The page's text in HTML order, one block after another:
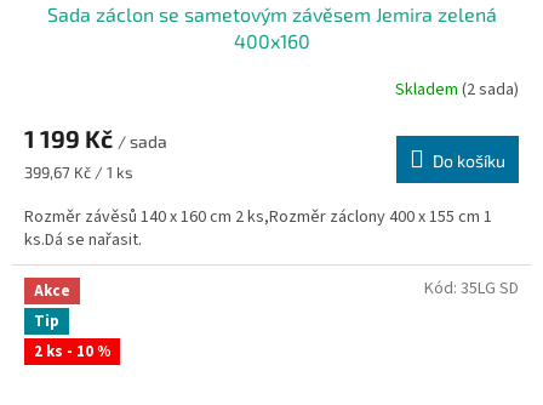
Sada záclon se sametovým závěsem Jemira zelená
400x160
Skladem (2 sada)
1 199 Kč / sada
Měrná
399,67 Kč / 1 ks
Do košíku
Rozměr závěsů 140 x 160 cm 2 ks,Rozměr záclony 400 x 155 cm 1
ks.Dá se nařasit.
Akce
Tip
2 ks - 10 %
Kód: 35LG SD